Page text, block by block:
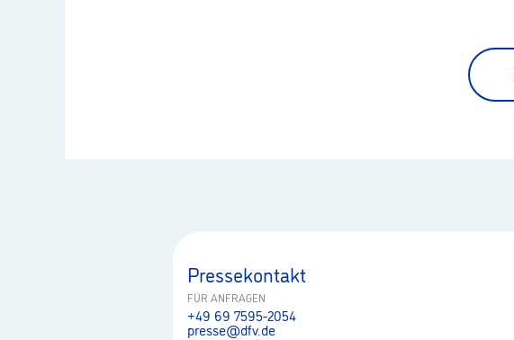
Pressekontakt
FÜR ANFRAGEN
+49 69 7595-2054
presse@dfv.de